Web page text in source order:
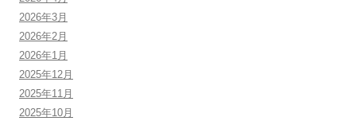
2026年3月
2026年2月
2026年1月
2025年12月
2025年11月
2025年10月